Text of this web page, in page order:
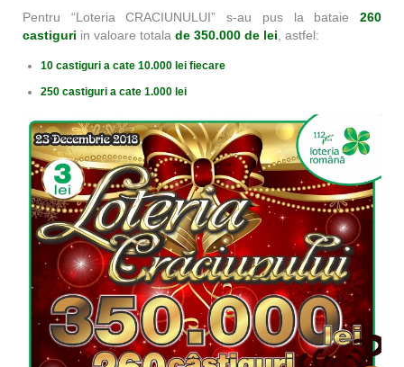
Pentru “Loteria CRACIUNULUI” s-au pus la bataie 260
castiguri in valoare totala de 350.000 de lei , astfel:
10 castiguri a cate 10.000 lei fiecare
250 castiguri a cate 1.000 lei